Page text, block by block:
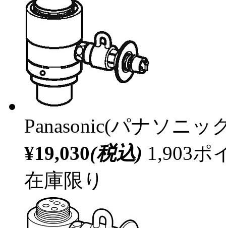
Panasonic(パナソニッ
¥19,030(税込) 1,903ポ
在庫限り